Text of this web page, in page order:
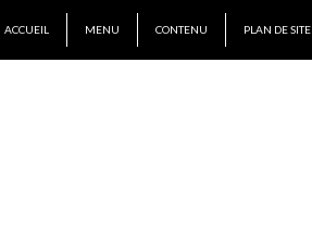
ACCUEIL MENU CONTENU PLAN DE SITE